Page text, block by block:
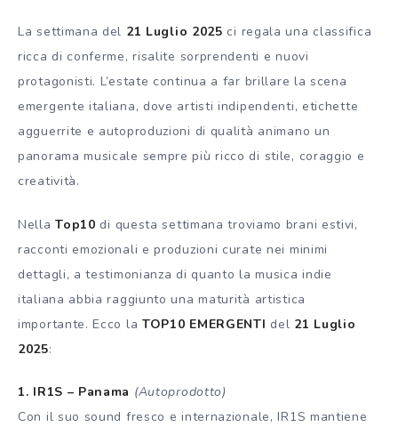
La settimana del 21 Luglio 2025 ci regala una classifica
ricca di conferme, risalite sorprendenti e nuovi
protagonisti. L’estate continua a far brillare la scena
emergente italiana, dove artisti indipendenti, etichette
agguerrite e autoproduzioni di qualità animano un
panorama musicale sempre più ricco di stile, coraggio e
creatività.
NellaTop10 di questa settimana troviamo brani estivi,
racconti emozionali e produzioni curate nei minimi
dettagli, a testimonianza di quanto la musica indie
italiana abbia raggiunto una maturità artistica
importante. Ecco la TOP10 EMERGENTI del 21 Luglio
2025:
1. IR1S – Panama (Autoprodotto)
Con il suo sound fresco e internazionale, IR1S mantiene